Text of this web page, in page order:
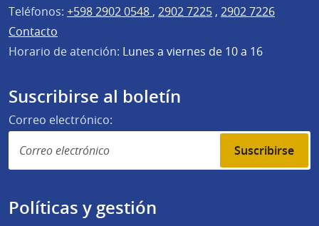
Teléfonos: +598 2902 0548 , 2902 7225 , 2902 7226
Contacto
Horario de atención: Lunes a viernes de 10 a 16
Suscribirse al boletín
Correo electrónico:
Suscribirse
Políticas y gestión